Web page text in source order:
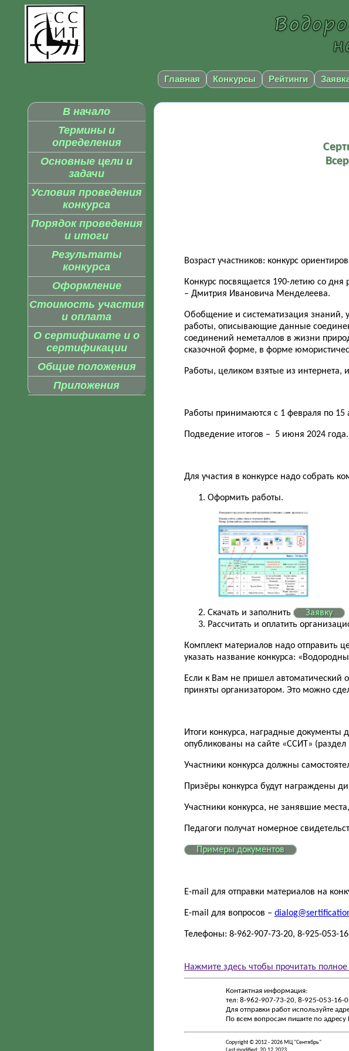
Главная Конкурсы Рейтинги
В начало
Термины и
определения
Основные цели и
задачи
Условия проведения
конкурса
Порядок проведения
и итоги
Результаты
конкурса
Оформление
Стоимость участия
и оплата
О сертификате и о
сертификации
Общие положения
Приложения
Возраст участников: конкурс
Конкурс посвящается 190-летию со дня
– Дмитрия Ивановича Менделеева.
Обобщение и систематизация знаний,
работы, описывающие данные
соединений неметаллов в жизни
сказочной форме, в форме
Работы, целиком взятые из интернета,
Работы принимаются с 1 февраля по 15
Подведение итогов – 5 июня 2024 года.
Для участия в конкурсе надо собрать
Оформить работы.
Скачать и заполнить
Заявку
Рассчитать и оплатить
Комплект материалов надо отправить
указать название конкурса:
Если к Вам не пришел автоматический
приняты организатором. Это можно
Итоги конкурса, наградные документы
опубликованы на сайте «ССИТ»
Участники конкурса должны
Призёры конкурса будут награждены
Участники конкурса, не занявшие
Педагоги получат номерное
Примеры документов
E-mail для отправки материалов на
E-mail для вопросов –
Телефоны: 8-962-907-73-20, 8-925-053-
Нажмите здесь чтобы прочитать
Контактная информация:
тел: 8-962-907-73-20, 8-925-053-16-
Для отправки работ используйте
По всем вопросам пишите по адресу
Copyright © 2012 - 2026 МЦ "Сентябрь"